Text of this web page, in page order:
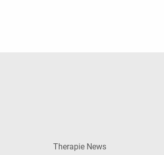
Therapie News